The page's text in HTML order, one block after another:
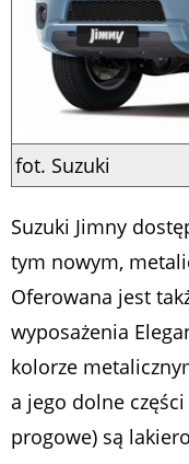
fot. Suzuki
Suzuki Jimny
tym nowym,
Oferowana jest
wyposażenia
kolorze
a jego dolne
progowe) są